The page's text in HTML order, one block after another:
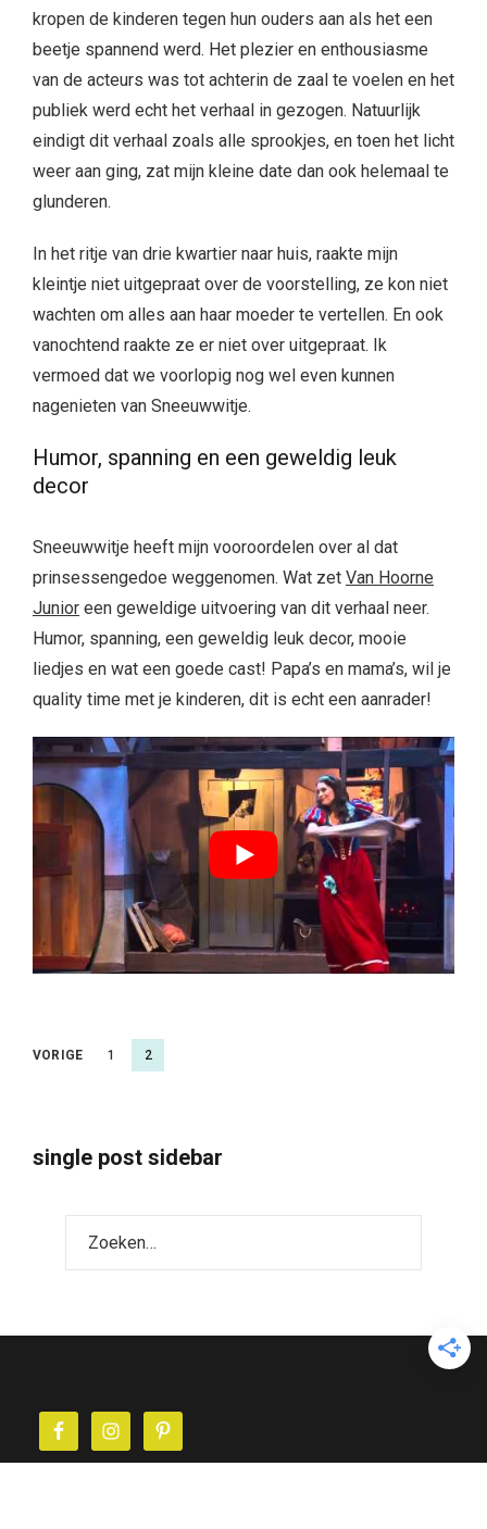
kropen de kinderen tegen hun ouders aan als het een
beetje spannend werd. Het plezier en enthousiasme
van de acteurs was tot achterin de zaal te voelen en het
publiek werd echt het verhaal in gezogen. Natuurlijk
eindigt dit verhaal zoals alle sprookjes, en toen het licht
weer aan ging, zat mijn kleine date dan ook helemaal te
glunderen.
In het ritje van drie kwartier naar huis, raakte mijn
kleintje niet uitgepraat over de voorstelling, ze kon niet
wachten om alles aan haar moeder te vertellen. En ook
vanochtend raakte ze er niet over uitgepraat. Ik
vermoed dat we voorlopig nog wel even kunnen
nagenieten van Sneeuwwitje.
Humor, spanning en een geweldig leuk
decor
Sneeuwwitje heeft mijn vooroordelen over al dat
prinsessengedoe weggenomen. Wat zet Van Hoorne
Junior een geweldige uitvoering van dit verhaal neer.
Humor, spanning, een geweldig leuk decor, mooie
liedjes en wat een goede cast! Papa’s en mama’s, wil je
quality time met je kinderen, dit is echt een aanrader!
Berichtnavigatie
VORIGE 1 2
single post sidebar